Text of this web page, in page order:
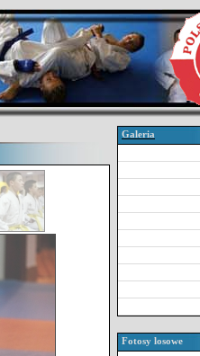
Galeria
Fotosy losowe